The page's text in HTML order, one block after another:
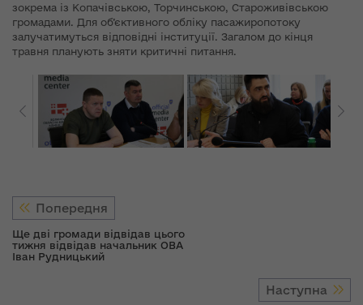
зокрема із Копачівською, Торчинською, Староживівською
громадами. Для об’єктивного обліку пасажиропотоку
залучатимуться відповідні інституції. Загалом до кінця
травня планують зняти критичні питання.
Попередня
Ще дві громади відвідав цього
тижня відвідав начальник ОВА
Іван Рудницький
Наступна